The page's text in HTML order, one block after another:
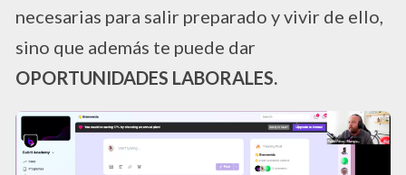
necesarias para salir preparado y vivir de ello,
sino que además te puede dar
OPORTUNIDADES LABORALES.